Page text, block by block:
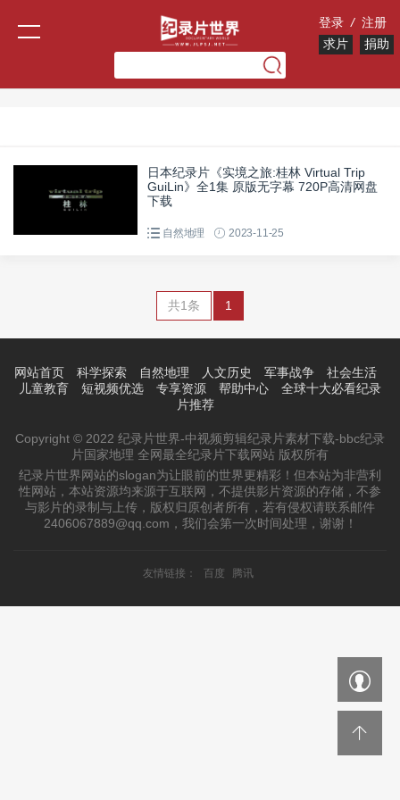
登录 / 注册
求片
捐助
日本纪录片《实境之旅:桂林 Virtual Trip
GuiLin》全1集 原版无字幕 720P高清网盘
下载
自然地理 2023-11-25
共1条 1
网站首页 科学探索 自然地理 人文历史 军事战争
社会生活
儿童教育
短视频优选 专享资源 帮助中心
全球十大必看纪录
片推荐
Copyright © 2022 纪录片世界-中视频剪辑纪录片素材下载-bbc纪录
片国家地理 全网最全纪录片下载网站 版权所有
纪录片世界网站的slogan为让眼前的世界更精彩！但本站为非营利
性网站，本站资源均来源于互联网，不提供影片资源的存储，不参
与影片的录制与上传，版权归原创者所有，若有侵权请联系邮件
2406067889@qq.com，我们会第一次时间处理，谢谢！
友情链接： 百度 腾讯